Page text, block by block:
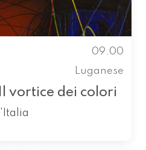
09.00
Luganese
vortice dei colori